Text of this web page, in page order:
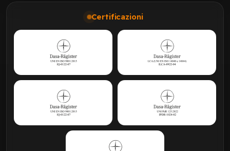
Certificazioni